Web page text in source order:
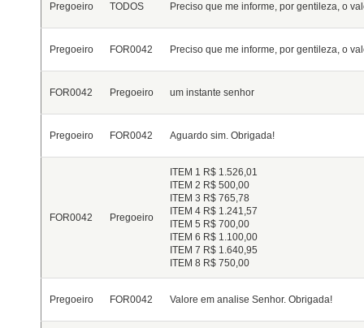
Pregoeiro TODOS Preciso que me informe, por gentileza, o
Pregoeiro FOR0042 Preciso que me informe, por gentileza, o
FOR0042 Pregoeiro um instante senhor
Pregoeiro FOR0042 Aguardo sim. Obrigada!
FOR0042 Pregoeiro
ITEM 1 R$ 1.526,01
ITEM 2 R$ 500,00
ITEM 3 R$ 765,78
ITEM 4 R$ 1.241,57
ITEM 5 R$ 700,00
ITEM 6 R$ 1.100,00
ITEM 7 R$ 1.640,95
ITEM 8 R$ 750,00
Pregoeiro FOR0042 Valore em analise Senhor. Obrigada!